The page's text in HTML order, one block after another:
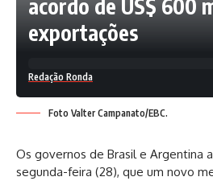
acordo de US$ 600
exportações
Redação Ronda
Foto Valter Campanato/EBC.
Os governos de Brasil e Argentina
segunda-feira (28), que um novo